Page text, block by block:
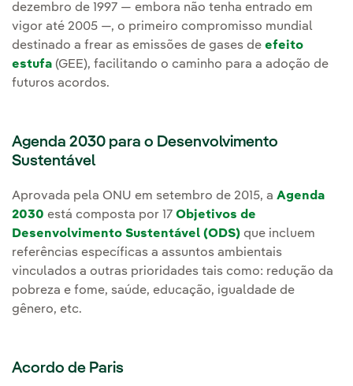
dezembro de 1997 — embora não tenha entrado em
vigor até 2005 —, o primeiro compromisso mundial
destinado a frear as emissões de gases de efeito
estufa (GEE), facilitando o caminho para a adoção de
futuros acordos.
Agenda 2030 para o Desenvolvimento
Sustentável
Aprovada pela ONU em setembro de 2015, a Agenda
2030 está composta por 17 Objetivos de
Desenvolvimento Sustentável (ODS) que incluem
referências específicas a assuntos ambientais
vinculados a outras prioridades tais como: redução da
pobreza e fome, saúde, educação, igualdade de
gênero, etc.
Acordo de Paris